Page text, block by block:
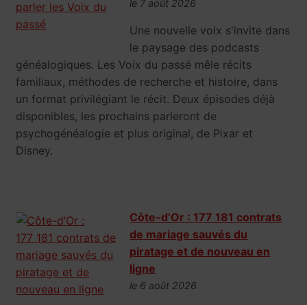
le 7 août 2026
Une nouvelle voix s'invite dans
le paysage des podcasts
généalogiques. Les Voix du passé mêle récits
familiaux, méthodes de recherche et histoire, dans
un format privilégiant le récit. Deux épisodes déjà
disponibles, les prochains parleront de
psychogénéalogie et plus original, de Pixar et
Disney.
Côte-d’Or : 177 181 contrats
de mariage sauvés du
piratage et de nouveau en
ligne
le 6 août 2026